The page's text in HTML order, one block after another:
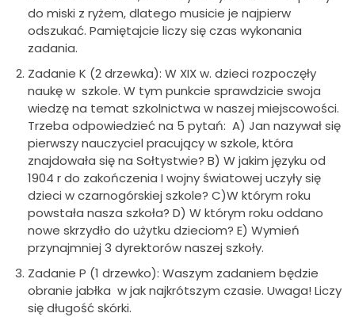
do miski z ryżem, dlatego musicie je najpierw
odszukać. Pamiętajcie liczy się czas wykonania
zadania.
Zadanie K (2 drzewka): W XIX w. dzieci rozpoczęły
naukę w szkole. W tym punkcie sprawdzicie swoja
wiedzę na temat szkolnictwa w naszej miejscowości.
Trzeba odpowiedzieć na 5 pytań: A) Jan nazywał się
pierwszy nauczyciel pracujący w szkole, która
znajdowała się na Sołtystwie? B) W jakim języku od
1904 r do zakończenia I wojny światowej uczyły się
dzieci w czarnogórskiej szkole? C)W którym roku
powstała nasza szkoła? D) W którym roku oddano
nowe skrzydło do użytku dzieciom? E) Wymień
przynajmniej 3 dyrektorów naszej szkoły.
Zadanie P (1 drzewko): Waszym zadaniem będzie
obranie jabłka w jak najkrótszym czasie. Uwaga! Liczy
się długość skórki.